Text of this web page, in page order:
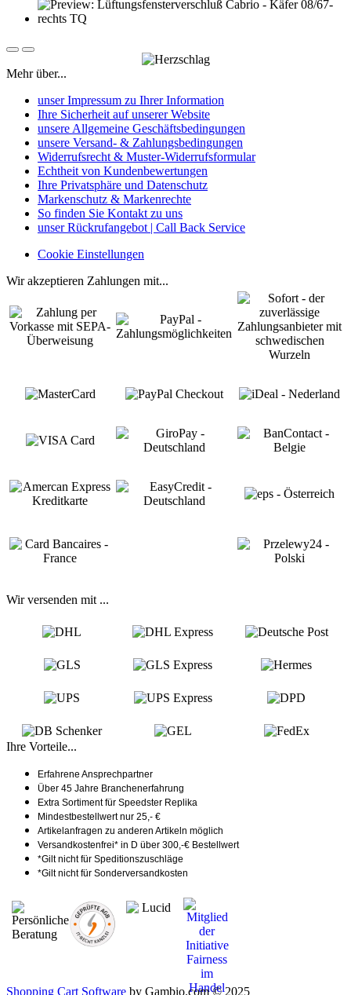
Mehr über...
unser Impressum zu Ihrer Information
Ihre Sicherheit auf unserer Website
unsere Allgemeine Geschäftsbedingungen
unsere Versand- & Zahlungsbedingungen
Widerrufsrecht & Muster-Widerrufsformular
Echtheit von Kundenbewertungen
Ihre Privatsphäre und Datenschutz
Markenschutz & Markenrechte
So finden Sie Kontakt zu uns
unser Rückrufangebot | Call Back Service
Cookie Einstellungen
Wir akzeptieren Zahlungen mit...
Wir versenden mit ...
Ihre Vorteile...
Erfahrene Ansprechpartner
Über 45 Jahre Branchenerfahrung
Extra Sortiment für Speedster Replika
Mindestbestellwert nur 25,- €
Artikelanfragen zu anderen Artikeln möglich
Versandkostenfrei* in D über 300,-€ Bestellwert
*Gilt nicht für Speditionszuschläge
*Gilt nicht für Sonderversandkosten
Shopping Cart Software by Gambio.com © 2025